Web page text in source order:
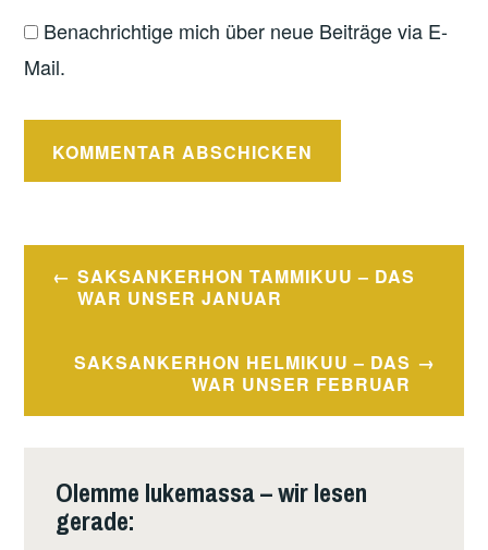
Benachrichtige mich über neue Beiträge via E-
Mail.
Beitragsnavigation
SAKSANKERHON TAMMIKUU – DAS
WAR UNSER JANUAR
SAKSANKERHON HELMIKUU – DAS
WAR UNSER FEBRUAR
Olemme lukemassa – wir lesen
gerade: